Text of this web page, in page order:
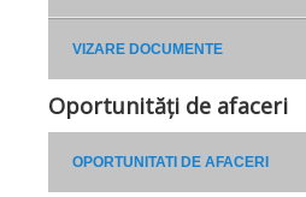
VIZARE DOCUMENTE
Oportunități de afaceri
OPORTUNITATI DE AFACERI